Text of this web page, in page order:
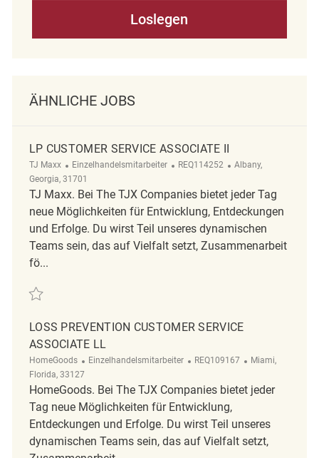
Loslegen
ÄHNLICHE JOBS
LP CUSTOMER SERVICE ASSOCIATE II
TJ Maxx Kategorie
Einzelhandelsmitarbeiter ReqId
REQ114252 Ort
Albany,
Georgia, 31701
TJ Maxx. Bei The TJX Companies bietet jeder Tag
neue Möglichkeiten für Entwicklung, Entdeckungen
und Erfolge. Du wirst Teil unseres dynamischen
Teams sein, das auf Vielfalt setzt, Zusammenarbeit
fö...
Retten LP Customer Service Associate II REQ114252
LOSS PREVENTION CUSTOMER SERVICE
ASSOCIATE LL
HomeGoods Kategorie
Einzelhandelsmitarbeiter ReqId
REQ109167 Ort
Miami,
Florida, 33127
HomeGoods. Bei The TJX Companies bietet jeder
Tag neue Möglichkeiten für Entwicklung,
Entdeckungen und Erfolge. Du wirst Teil unseres
dynamischen Teams sein, das auf Vielfalt setzt,